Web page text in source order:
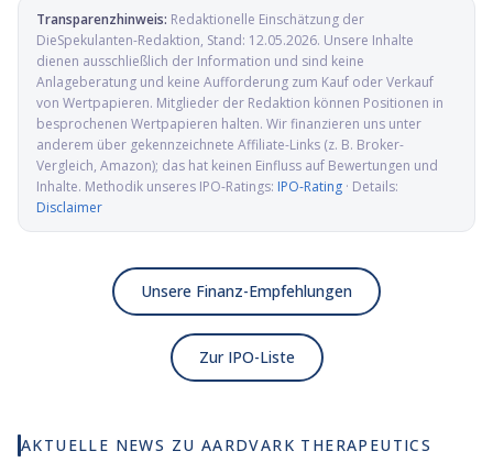
Transparenzhinweis: Redaktionelle Einschätzung der
DieSpekulanten-Redaktion, Stand: 12.05.2026. Unsere Inhalte
dienen ausschließlich der Information und sind keine
Anlageberatung und keine Aufforderung zum Kauf oder Verkauf
von Wertpapieren. Mitglieder der Redaktion können Positionen in
besprochenen Wertpapieren halten. Wir finanzieren uns unter
anderem über gekennzeichnete Affiliate-Links (z. B. Broker-
Vergleich, Amazon); das hat keinen Einfluss auf Bewertungen und
Inhalte. Methodik unseres IPO-Ratings: IPO-Rating · Details:
Disclaimer
Unsere Finanz-Empfehlungen
Zur IPO-Liste
AKTUELLE NEWS ZU AARDVARK THERAPEUTICS
Aardvark Therapeutics